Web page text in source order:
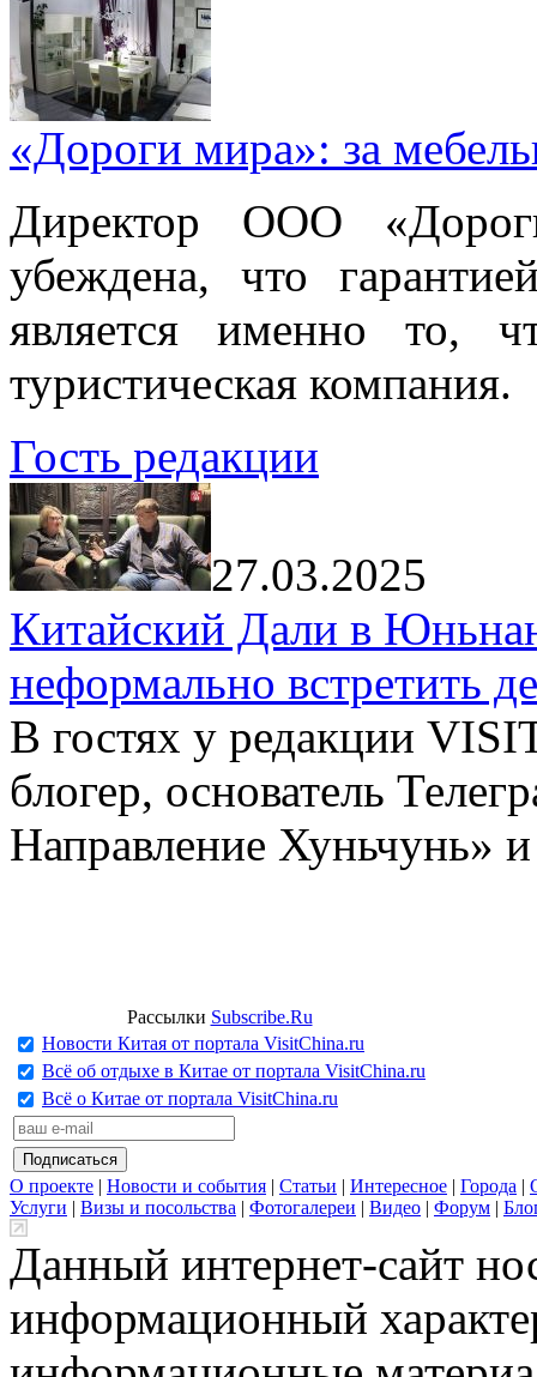
«Дороги мира»: за
Директор ООО
убеждена, что
является именно то,
туристическая компания.
Гость редакции
27.03.2025
Китайский Дали в
неформально встретить
В гостях у редакции
блогер, основатель
Направление Хуньчунь»
Рассылки Subscribe.Ru
Новости Китая от портала VisitChina.ru
Всё об отдыхе в Китае от портала VisitChina.ru
Всё о Китае от портала VisitChina.ru
О проекте | Новости и события | Статьи | Интересное | Города |
Услуги | Визы и посольства | Фотогалереи | Видео | Форум |
Данный интернет-сайт
информационный